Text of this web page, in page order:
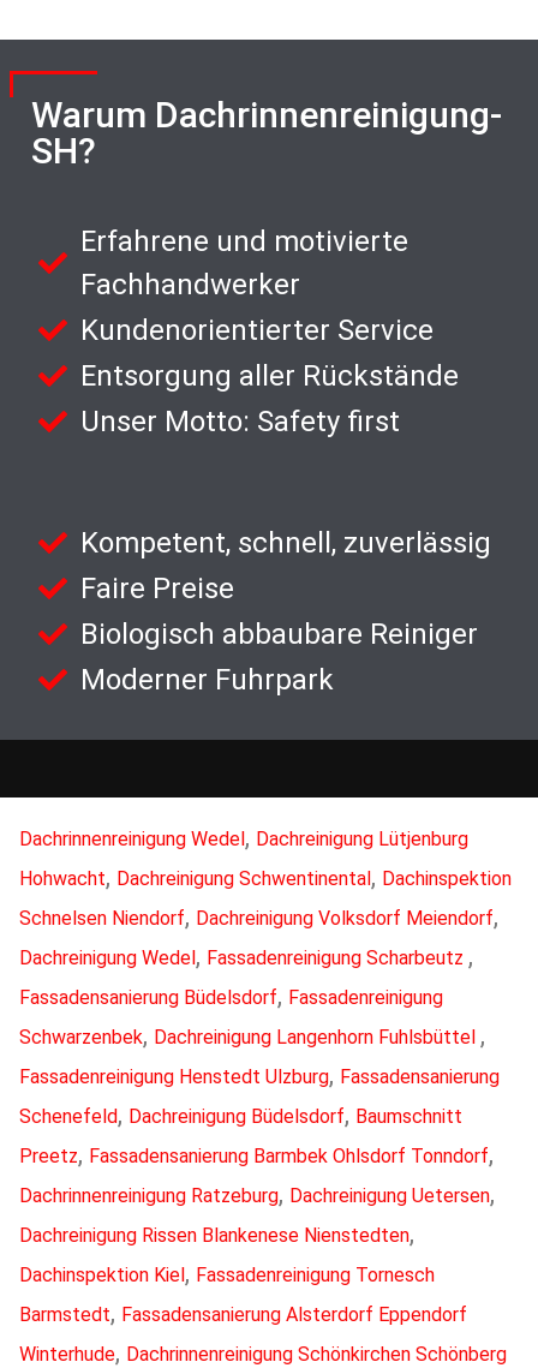
Warum Dachrinnenreinigung-
SH?
Erfahrene und motivierte
Fachhandwerker
Kundenorientierter Service
Entsorgung aller Rückstände
Unser Motto: Safety first
Kompetent, schnell, zuverlässig
Faire Preise
Biologisch abbaubare Reiniger
Moderner Fuhrpark
Dachrinnenreinigung Wedel, Dachreinigung Lütjenburg
Hohwacht, Dachreinigung Schwentinental, Dachinspektion
Schnelsen Niendorf, Dachreinigung Volksdorf Meiendorf,
Dachreinigung Wedel, Fassadenreinigung Scharbeutz ,
Fassadensanierung Büdelsdorf, Fassadenreinigung
Schwarzenbek, Dachreinigung Langenhorn Fuhlsbüttel ,
Fassadenreinigung Henstedt Ulzburg, Fassadensanierung
Schenefeld, Dachreinigung Büdelsdorf, Baumschnitt
Preetz, Fassadensanierung Barmbek Ohlsdorf Tonndorf,
Dachrinnenreinigung Ratzeburg, Dachreinigung Uetersen,
Dachreinigung Rissen Blankenese Nienstedten,
Dachinspektion Kiel, Fassadenreinigung Tornesch
Barmstedt, Fassadensanierung Alsterdorf Eppendorf
Winterhude, Dachrinnenreinigung Schönkirchen Schönberg